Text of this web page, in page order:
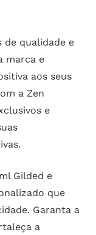
de qualidade e
marca e
aos seus
a Zen
e
Gilded e
que
Garanta a
a